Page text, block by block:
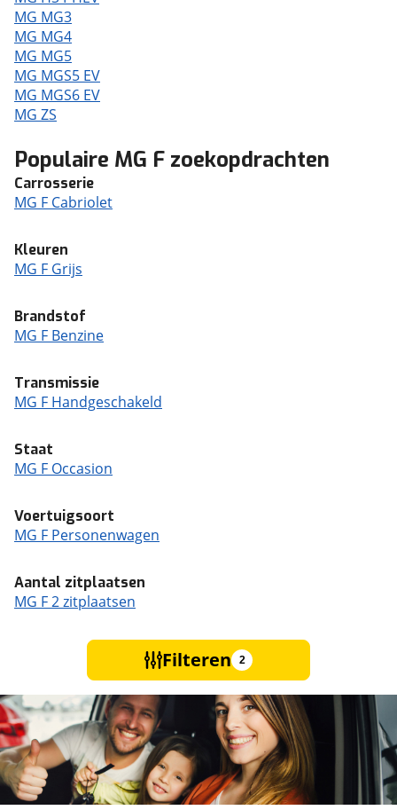
MG MG3
MG MG4
MG MG5
MG MGS5 EV
MG MGS6 EV
MG ZS
Populaire MG F zoekopdrachten
Carrosserie
MG F Cabriolet
Kleuren
MG F Grijs
Brandstof
MG F Benzine
Transmissie
MG F Handgeschakeld
Staat
MG F Occasion
Voertuigsoort
MG F Personenwagen
Aantal zitplaatsen
MG F 2 zitplaatsen
Filteren 2